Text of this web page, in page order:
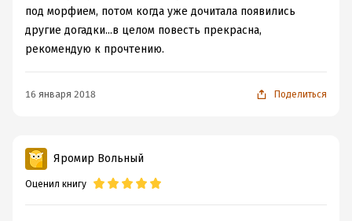
под морфием, потом когда уже дочитала появились
другие догадки...в целом повесть прекрасна,
рекомендую к прочтению.
16 января 2018 Поделиться
Яромир Вольный
Оценил книгу